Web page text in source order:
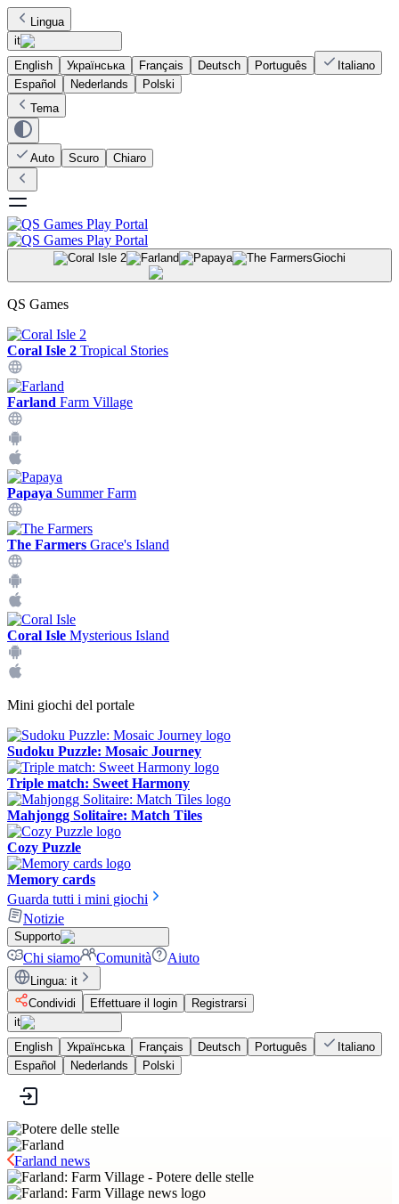
Lingua
it
English
Українська Français Deutsch Português
Italiano
Español
Nederlands
Polski
Tema
Auto Scuro Chiaro
Giochi
QS Games
Coral Isle 2 Tropical Stories
Farland Farm Village
Papaya Summer Farm
The Farmers Grace's Island
Coral Isle Mysterious Island
Mini giochi del portale
Sudoku Puzzle: Mosaic Journey
Triple match: Sweet Harmony
Mahjongg Solitaire: Match Tiles
Cozy Puzzle
Memory cards
Guarda tutti i mini giochi
Notizie
Supporto
Chi siamo Comunità Aiuto
Lingua: it
Condividi
Effettuare il login
Registrarsi
it
English
Українська Français Deutsch Português
Italiano
Español
Nederlands Polski
Farland news